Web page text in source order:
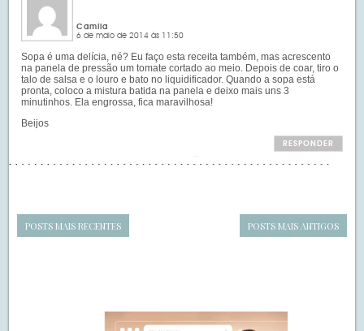
Camila
6 de maio de 2014 às 11:50
Sopa é uma delícia, né? Eu faço esta receita também, mas acrescento
na panela de pressão um tomate cortado ao meio. Depois de coar, tiro o
talo de salsa e o louro e bato no liquidificador. Quando a sopa está
pronta, coloco a mistura batida na panela e deixo mais uns 3
minutinhos. Ela engrossa, fica maravilhosa!
Beijos
RESPONDER
POSTS MAIS RECENTES POSTS MAIS ANTIGOS
SIDEBAR